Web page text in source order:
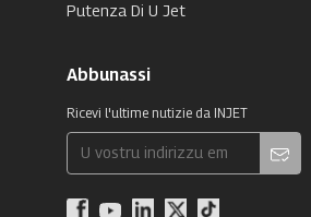
Putenza Di U Jet
Abbunassi
Ricevi l'ultime nutizie da INJET